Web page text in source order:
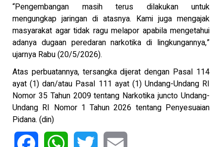
“Pengembangan masih terus dilakukan untuk
mengungkap jaringan di atasnya. Kami juga mengajak
masyarakat agar tidak ragu melapor apabila mengetahui
adanya dugaan peredaran narkotika di lingkungannya,”
ujarnya Rabu (20/5/2026).
Atas perbuatannya, tersangka dijerat dengan Pasal 114
ayat (1) dan/atau Pasal 111 ayat (1) Undang-Undang RI
Nomor 35 Tahun 2009 tentang Narkotika juncto Undang-
Undang RI Nomor 1 Tahun 2026 tentang Penyesuaian
Pidana. (din)